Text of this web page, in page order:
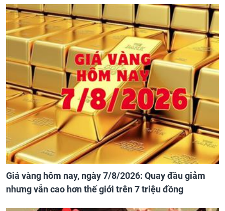
Giá vàng hôm nay, ngày 7/8/2026: Quay đầu giảm
nhưng vẫn cao hơn thế giới trên 7 triệu đồng